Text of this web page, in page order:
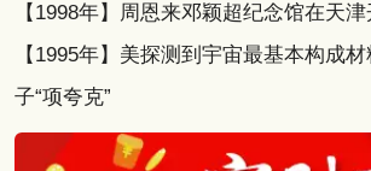
【1998年】周恩来邓颖超纪念馆在天
【1995年】美探测到宇宙最基本构成
子“项夸克”